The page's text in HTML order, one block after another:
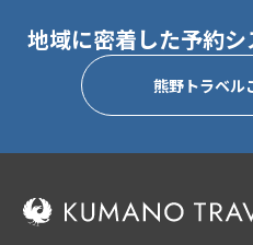
地域に密着した予約シ
熊野トラベル